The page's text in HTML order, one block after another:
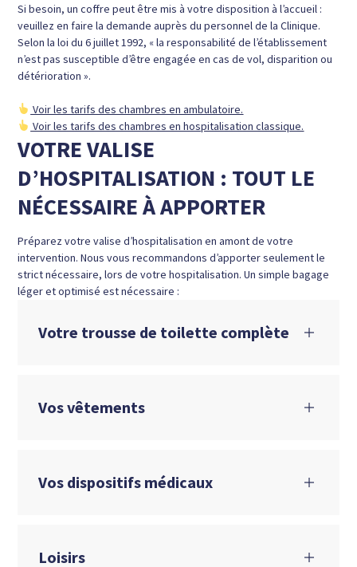
Si besoin, un coffre peut être mis à votre disposition à l’accueil :
veuillez en faire la demande auprès du personnel de la Clinique.
Selon la loi du 6 juillet 1992, « la responsabilité de l’établissement
n’est pas susceptible d’être engagée en cas de vol, disparition ou
détérioration ».
​ Voir les tarifs des chambres en ambulatoire.
​ Voir les tarifs des chambres en hospitalisation classique.
VOTRE VALISE
D’HOSPITALISATION : TOUT LE
NÉCESSAIRE À APPORTER
Préparez votre valise d’hospitalisation en amont de votre
intervention. Nous vous recommandons d’apporter seulement le
strict nécessaire, lors de votre hospitalisation. Un simple bagage
léger et optimisé est nécessaire :
Votre trousse de toilette complète
Vos vêtements
Vos dispositifs médicaux
Loisirs